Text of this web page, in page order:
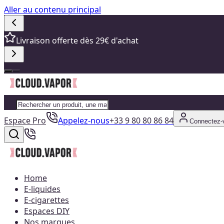
Aller au contenu principal
Livraison offerte dès 29€ d'achat
Espace Pro Appelez-nous+33 9 80 80 86 84 Connectez-
Home
E-liquides
E-cigarettes
Espaces DIY